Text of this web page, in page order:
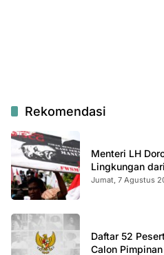
Rekomendasi
Menteri LH
Lingkungan
Jumat, 7 Agustus
Daftar 52
Calon